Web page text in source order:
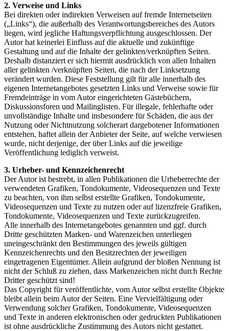
2. Verweise und Links
Bei direkten oder indirekten Verweisen auf fremde Internetseiten
(„Links“), die außerhalb des Verantwortungsbereiches des Autors
liegen, wird jegliche Haftungsverpflichtung ausgeschlossen. Der
Autor hat keinerlei Einfluss auf die aktuelle und zukünftige
Gestaltung und auf die Inhalte der gelinkten/verknüpften Seiten.
Deshalb distanziert er sich hiermit ausdrücklich von allen Inhalten
aller gelinkten /verknüpften Seiten, die nach der Linksetzung
verändert wurden. Diese Feststellung gilt für alle innerhalb des
eigenen Internetangebotes gesetzten Links und Verweise sowie für
Fremdeinträge in vom Autor eingerichteten Gästebüchern,
Diskussionsforen und Mailinglisten. Für illegale, fehlerhafte oder
unvollständige Inhalte und insbesondere für Schäden, die aus der
Nutzung oder Nichtnutzung solcherart dargebotener Informationen
entstehen, haftet allein der Anbieter der Seite, auf welche verwiesen
wurde, nicht derjenige, der über Links auf die jeweilige
Veröffentlichung lediglich verweist.
3. Urheber- und Kennzeichenrecht
Der Autor ist bestrebt, in allen Publikationen die Urheberrechte der
verwendeten Grafiken, Tondokumente, Videosequenzen und Texte
zu beachten, von ihm selbst erstellte Grafiken, Tondokumente,
Videosequenzen und Texte zu nutzen oder auf lizenzfreie Grafiken,
Tondokumente, Videosequenzen und Texte zurückzugreifen.
Alle innerhalb des Internetangebotes genannten und ggf. durch
Dritte geschützten Marken- und Warenzeichen unterliegen
uneingeschränkt den Bestimmungen des jeweils gültigen
Kennzeichenrechts und den Besitzrechten der jeweiligen
eingetragenen Eigentümer. Allein aufgrund der bloßen Nennung ist
nicht der Schluß zu ziehen, dass Markenzeichen nicht durch Rechte
Dritter geschützt sind!
Das Copyright für veröffentlichte, vom Autor selbst erstellte Objekte
bleibt allein beim Autor der Seiten. Eine Vervielfältigung oder
Verwendung solcher Grafiken, Tondokumente, Videosequenzen
und Texte in anderen elektronischen oder gedruckten Publikationen
ist ohne ausdrückliche Zustimmung des Autors nicht gestattet.